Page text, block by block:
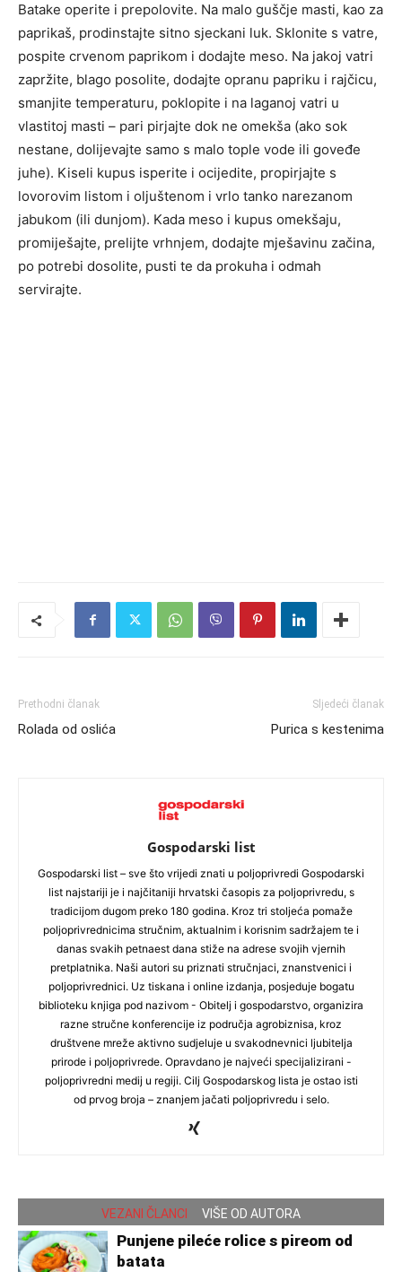
Batake operite i prepolovite. Na malo guščje masti, kao za
paprikaš, prodinstajte sitno sjeckani luk. Sklonite s vatre,
pospite crvenom paprikom i dodajte meso. Na jakoj vatri
zapržite, blago posolite, dodajte opranu papriku i rajčicu,
smanjite temperaturu, poklopite i na laganoj vatri u
vlastitoj masti – pari pirjajte dok ne omekša (ako sok
nestane, dolijevajte samo s malo tople vode ili goveđe
juhe). Kiseli kupus isperite i ocijedite, propirjajte s
lovorovim listom i oljuštenom i vrlo tanko narezanom
jabukom (ili dunjom). Kada meso i kupus omekšaju,
promiješajte, prelijte vrhnjem, dodajte mješavinu začina,
po potrebi dosolite, pusti te da prokuha i odmah
servirajte.
Prethodni članak
Rolada od oslića
Sljedeći članak
Purica s kestenima
Gospodarski list
Gospodarski list – sve što vrijedi znati u poljoprivredi Gospodarski
list najstariji je i najčitaniji hrvatski časopis za poljoprivredu, s
tradicijom dugom preko 180 godina. Kroz tri stoljeća pomaže
poljoprivrednicima stručnim, aktualnim i korisnim sadržajem te i
danas svakih petnaest dana stiže na adrese svojih vjernih
pretplatnika. Naši autori su priznati stručnjaci, znanstvenici i
poljoprivrednici. Uz tiskana i online izdanja, posjeduje bogatu
biblioteku knjiga pod nazivom - Obitelj i gospodarstvo, organizira
razne stručne konferencije iz područja agrobiznisa, kroz
društvene mreže aktivno sudjeluje u svakodnevnici ljubitelja
prirode i poljoprivrede. Opravdano je najveći specijalizirani -
poljoprivredni medij u regiji. Cilj Gospodarskog lista je ostao isti
od prvog broja – znanjem jačati poljoprivredu i selo.
VEZANI ČLANCI VIŠE OD AUTORA
Punjene pileće rolice s pireom od
batata